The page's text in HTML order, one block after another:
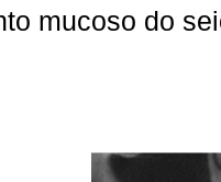
mucoso do